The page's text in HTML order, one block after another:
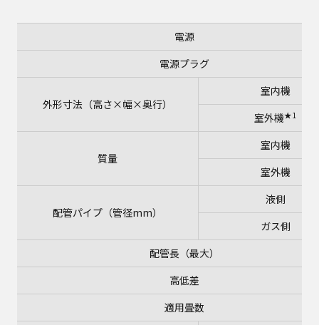
電源
電源プラグ
外形寸法（高さ×幅×奥行）
室内機
室外機★1
質量
室内機
室外機
配管パイプ（管径mm）
液側
ガス側
配管長（最大）
高低差
適用畳数